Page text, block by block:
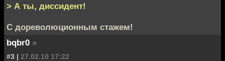
> А ты, диссидент!
C дореволюционным стажем!
bqbr0 »
#3 | 27.02.10 17:22